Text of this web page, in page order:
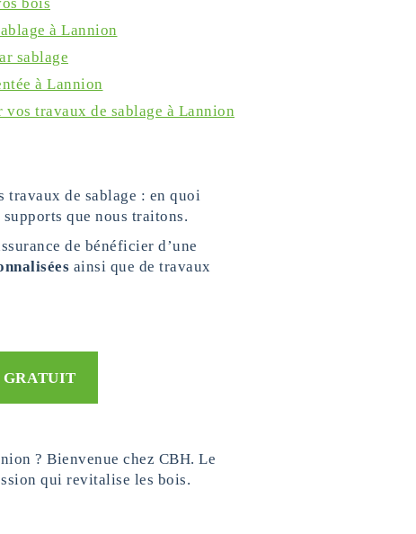
à Lannion
sablage
à Lannion
travaux de sablage à Lannion
travaux de sablage : en quoi
que nous traitons.
de bénéficier d’une
ainsi que de travaux
GRATUIT
? Bienvenue chez CBH. Le
qui revitalise les bois.